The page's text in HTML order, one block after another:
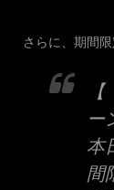
さらに、期間
ー
本
間